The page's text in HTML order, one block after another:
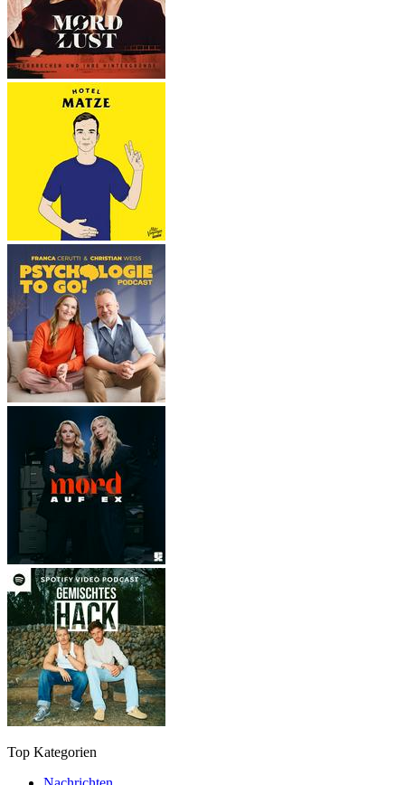
Top Kategorien